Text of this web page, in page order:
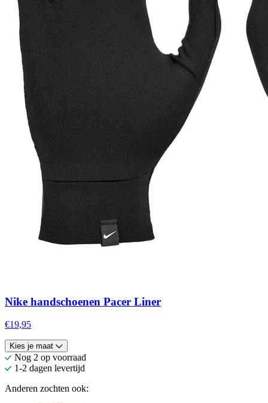
Nike handschoenen Pacer Liner
€19,95
Kies je maat
Nog 2 op voorraad
1-2 dagen levertijd
Anderen zochten ook: